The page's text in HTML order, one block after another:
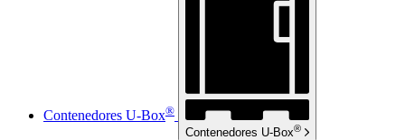
Contenedores U-Box®
Contenedores U-Box®